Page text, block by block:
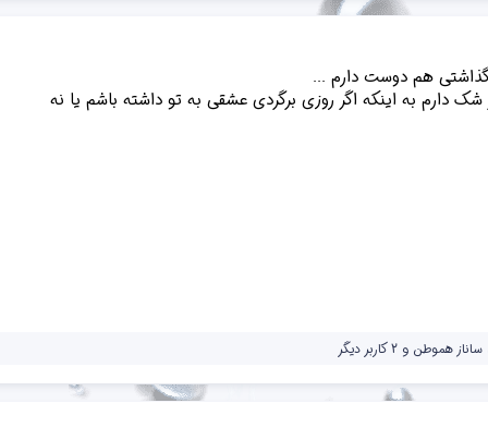
گذاشتی هم دوست دارم ...
شک دارم به اینکه اگر روزی برگردی عشقی به تو داشته باشم یا نه
ساناز هموطن و 2 کاربر دیگر